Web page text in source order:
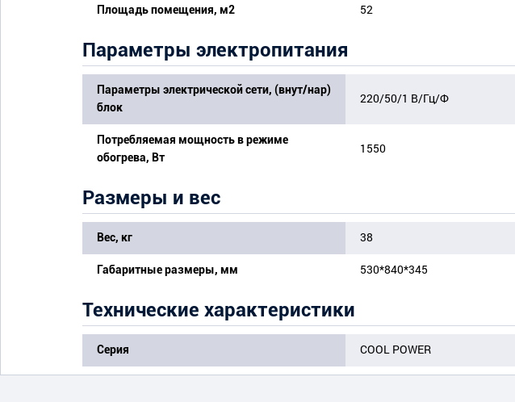
Площадь помещения, м2 52
Параметры электропитания
Параметры электрической сети, (внут/нар)
блок
220/50/1 В/Гц/Ф
Потребляемая мощность в режиме
обогрева, Вт
1550
Размеры и вес
Вес, кг 38
Габаритные размеры, мм 530*840*345
Технические характеристики
Серия COOL POWER